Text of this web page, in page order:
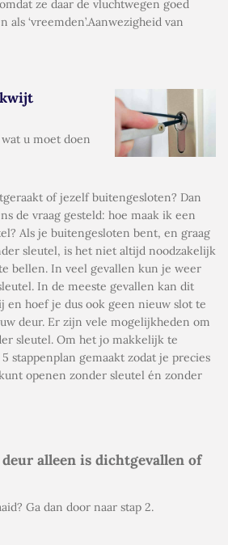
ze daar de vluchtwegen goed
‘vreemden’.Aanwezigheid van
u moet doen
of jezelf buitengesloten? Dan
de vraag gesteld: hoe maak ik een
Als je buitengesloten bent, en graag
sleutel, is het niet altijd noodzakelijk
bellen. In veel gevallen kun je weer
In de meeste gevallen kan dit
en hoef je dus ook geen nieuw slot te
deur. Er zijn vele mogelijkheden om
sleutel. Om het jo makkelijk te
stappenplan gemaakt zodat je precies
openen zonder sleutel én zonder
deur alleen is dichtgevallen of
Ga dan door naar stap 2.